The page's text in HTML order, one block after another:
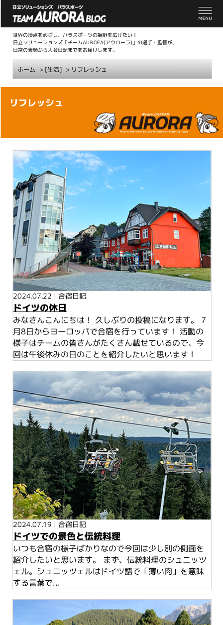
世界の頂点をめざし、パラスポーツの裾野を広げたい！
日立ソリューションズ「チームAUROEA(アウローラ)」の選手・監督が、
日常の素顔から大会日記までをお届けします。
ホーム > [生活] > リフレッシュ
本
リフレッシュ
2024.07.22 | 合宿日記
ドイツの休日
みなさんこんにちは！ 久しぶりの投稿になります。 7
月8日からヨーロッパで合宿を行っています！ 活動の
様子はチームの皆さんがたくさん載せているので、今
回は午後休みの日のことを紹介したいと思います！
2024.07.19 | 合宿日記
ドイツでの景色と伝統料理
いつも合宿の様子ばかりなので今回は少し別の側面を
紹介したいと思います。 まず、伝統料理のシュニッツ
ェル。シュニッツェルはドイツ語で「薄い肉」を意味
する言葉で...